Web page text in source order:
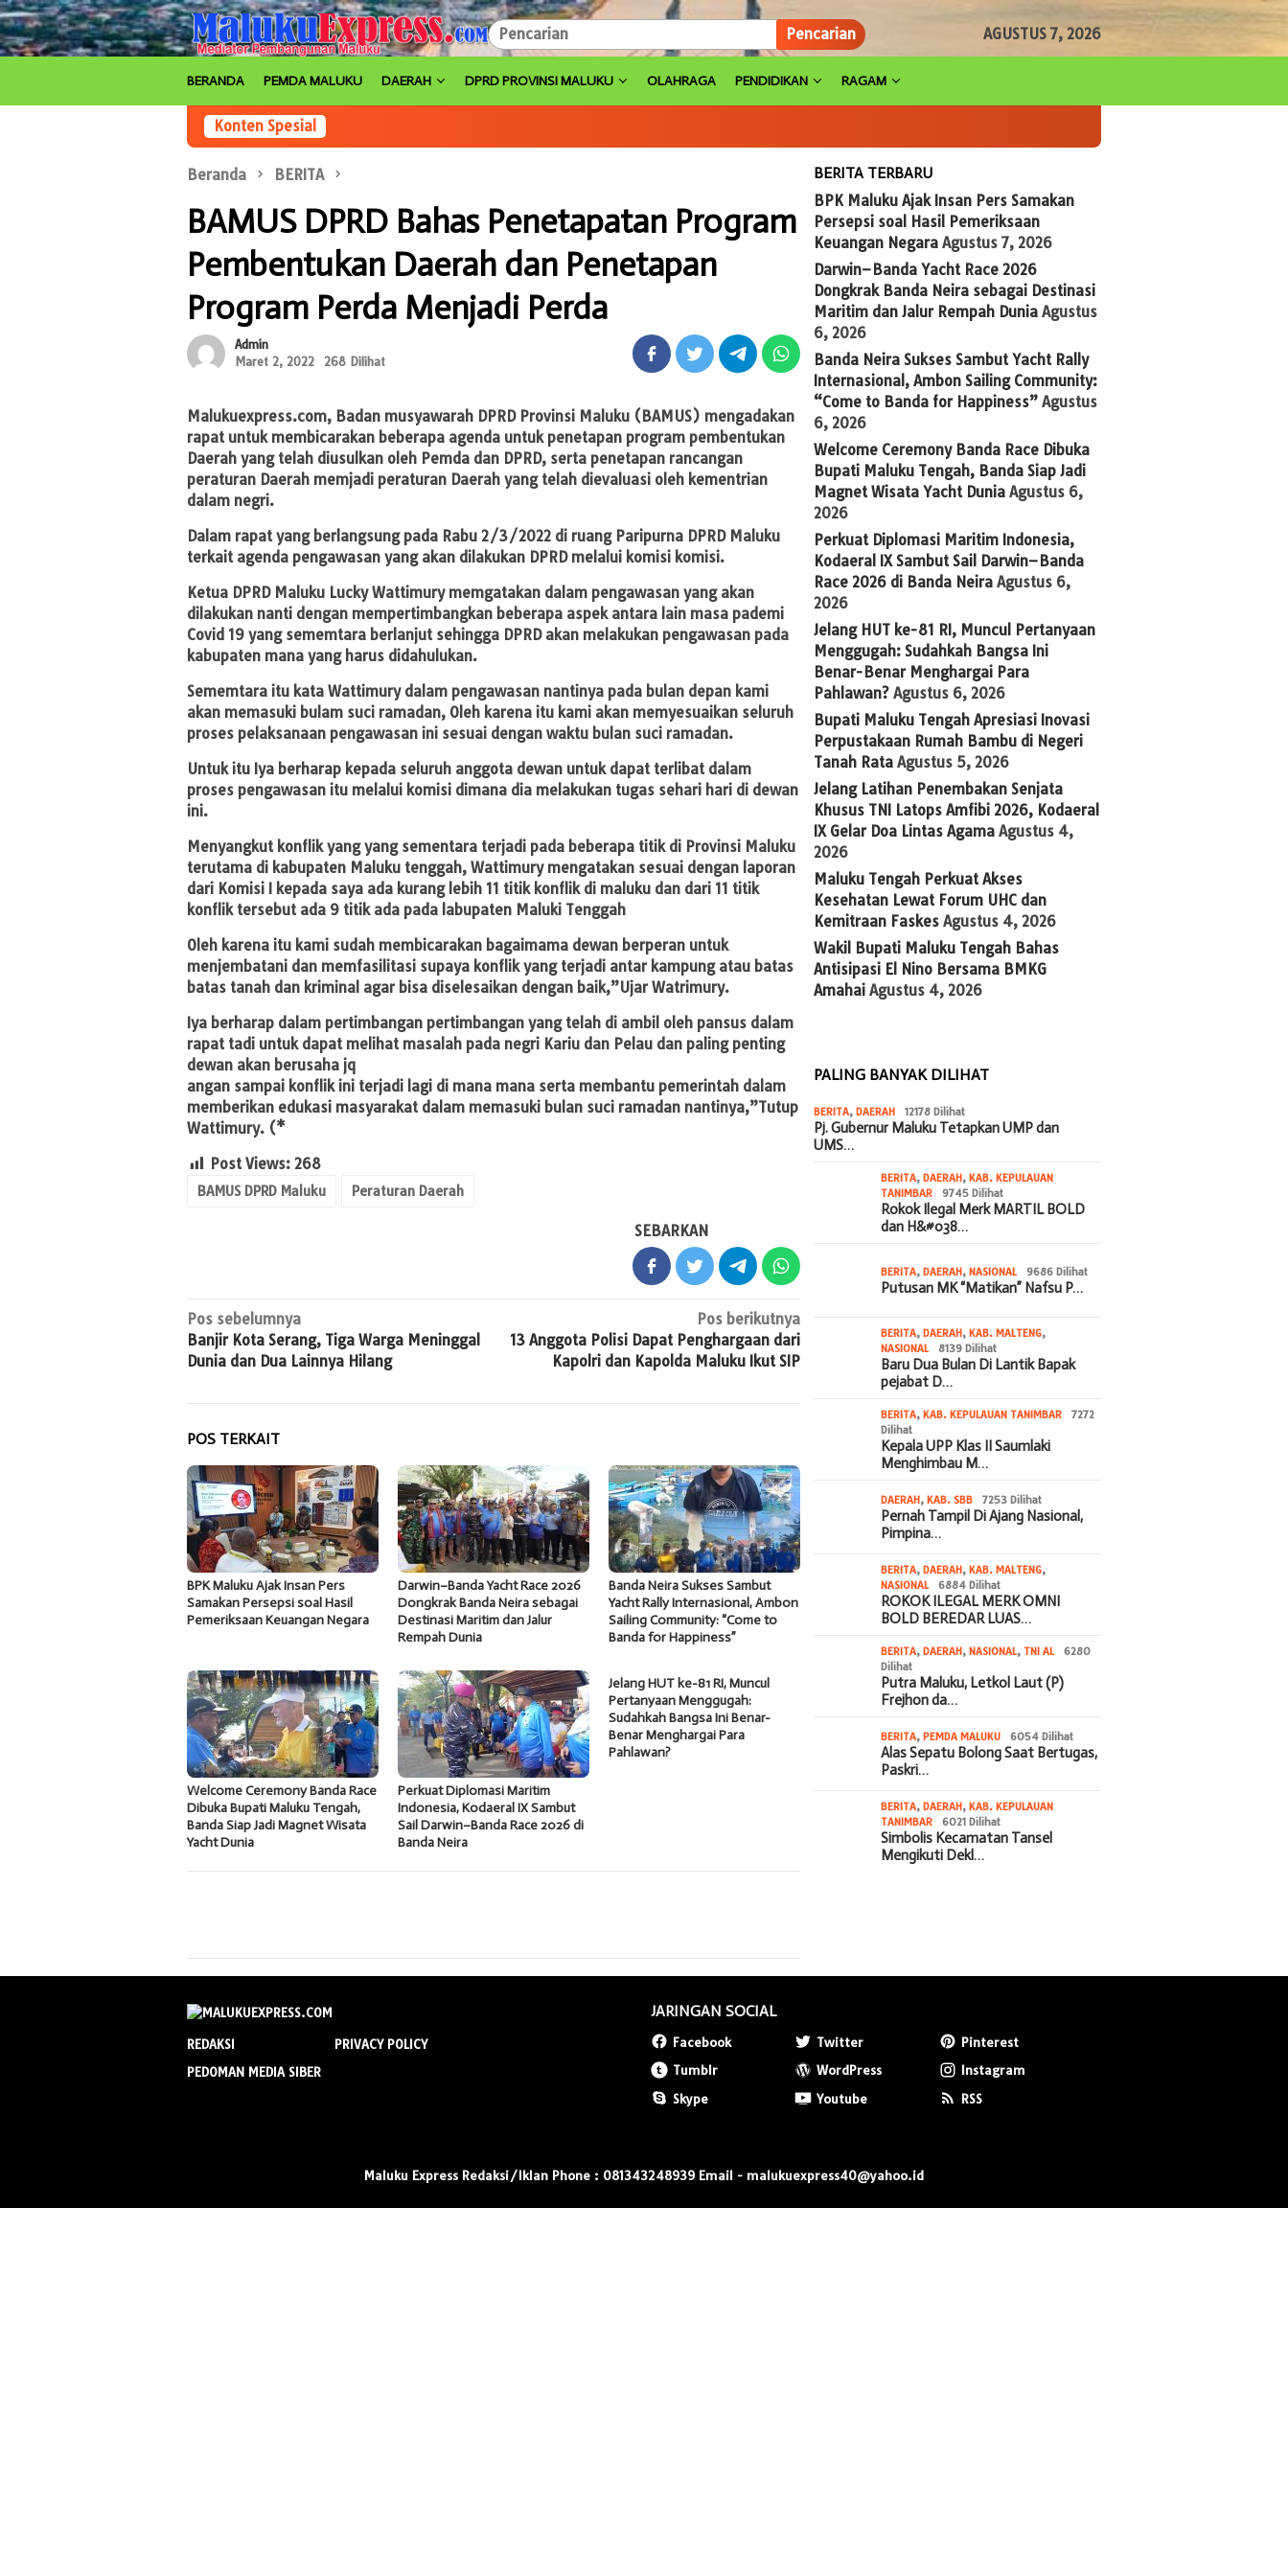
Loncat
ke
konten
Pencarian AGUSTUS 7, 2026
BERANDA PEMDA MALUKU DAERAH DPRD PROVINSI MALUKU OLAHRAGA PENDIDIKAN RAGAM
Konten Spesial
Beranda BERITA
BAMUS DPRD Bahas Penetapatan Program
Pembentukan Daerah dan Penetapan
Program Perda Menjadi Perda
Admin
Maret 2, 2022
268 Dilihat
Malukuexpress.com, Badan musyawarah DPRD Provinsi Maluku (BAMUS) mengadakan
rapat untuk membicarakan beberapa agenda untuk penetapan program pembentukan
Daerah yang telah diusulkan oleh Pemda dan DPRD, serta penetapan rancangan
peraturan Daerah memjadi peraturan Daerah yang telah dievaluasi oleh kementrian
dalam negri.
Dalam rapat yang berlangsung pada Rabu 2/3/2022 di ruang Paripurna DPRD Maluku
terkait agenda pengawasan yang akan dilakukan DPRD melalui komisi komisi.
Ketua DPRD Maluku Lucky Wattimury memgatakan dalam pengawasan yang akan
dilakukan nanti dengan mempertimbangkan beberapa aspek antara lain masa pademi
Covid 19 yang sememtara berlanjut sehingga DPRD akan melakukan pengawasan pada
kabupaten mana yang harus didahulukan.
Sememtara itu kata Wattimury dalam pengawasan nantinya pada bulan depan kami
akan memasuki bulam suci ramadan, Oleh karena itu kami akan memyesuaikan seluruh
proses pelaksanaan pengawasan ini sesuai dengan waktu bulan suci ramadan.
Untuk itu Iya berharap kepada seluruh anggota dewan untuk dapat terlibat dalam
proses pengawasan itu melalui komisi dimana dia melakukan tugas sehari hari di dewan
ini.
Menyangkut konflik yang yang sementara terjadi pada beberapa titik di Provinsi Maluku
terutama di kabupaten Maluku tenggah, Wattimury mengatakan sesuai dengan laporan
dari Komisi I kepada saya ada kurang lebih 11 titik konflik di maluku dan dari 11 titik
konflik tersebut ada 9 titik ada pada labupaten Maluki Tenggah
Oleh karena itu kami sudah membicarakan bagaimama dewan berperan untuk
menjembatani dan memfasilitasi supaya konflik yang terjadi antar kampung atau batas
batas tanah dan kriminal agar bisa diselesaikan dengan baik,”Ujar Watrimury.
Iya berharap dalam pertimbangan pertimbangan yang telah di ambil oleh pansus dalam
rapat tadi untuk dapat melihat masalah pada negri Kariu dan Pelau dan paling penting
dewan akan berusaha jq
angan sampai konflik ini terjadi lagi di mana mana serta membantu pemerintah dalam
memberikan edukasi masyarakat dalam memasuki bulan suci ramadan nantinya,”Tutup
Wattimury. (*
Post Views: 268
BAMUS DPRD Maluku Peraturan Daerah
SEBARKAN
Navigasi
pos
Pos sebelumnya
Banjir Kota Serang, Tiga Warga Meninggal
Dunia dan Dua Lainnya Hilang
Pos berikutnya
13 Anggota Polisi Dapat Penghargaan dari
Kapolri dan Kapolda Maluku Ikut SIP
POS TERKAIT
BPK Maluku Ajak Insan Pers
Samakan Persepsi soal Hasil
Pemeriksaan Keuangan Negara
Darwin–Banda Yacht Race 2026
Dongkrak Banda Neira sebagai
Destinasi Maritim dan Jalur
Rempah Dunia
Banda Neira Sukses Sambut
Yacht Rally Internasional, Ambon
Sailing Community: “Come to
Banda for Happiness”
Welcome Ceremony Banda Race
Dibuka Bupati Maluku Tengah,
Banda Siap Jadi Magnet Wisata
Yacht Dunia
Perkuat Diplomasi Maritim
Indonesia, Kodaeral IX Sambut
Sail Darwin–Banda Race 2026 di
Banda Neira
Jelang HUT ke-81 RI, Muncul
Pertanyaan Menggugah:
Sudahkah Bangsa Ini Benar-
Benar Menghargai Para
Pahlawan?
BERITA TERBARU
BPK Maluku Ajak Insan Pers Samakan
Persepsi soal Hasil Pemeriksaan
Keuangan Negara Agustus 7, 2026
Darwin–Banda Yacht Race 2026
Dongkrak Banda Neira sebagai Destinasi
Maritim dan Jalur Rempah Dunia Agustus
6, 2026
Banda Neira Sukses Sambut Yacht Rally
Internasional, Ambon Sailing Community:
“Come to Banda for Happiness” Agustus
6, 2026
Welcome Ceremony Banda Race Dibuka
Bupati Maluku Tengah, Banda Siap Jadi
Magnet Wisata Yacht Dunia Agustus 6,
2026
Perkuat Diplomasi Maritim Indonesia,
Kodaeral IX Sambut Sail Darwin–Banda
Race 2026 di Banda Neira Agustus 6,
2026
Jelang HUT ke-81 RI, Muncul Pertanyaan
Menggugah: Sudahkah Bangsa Ini
Benar-Benar Menghargai Para
Pahlawan? Agustus 6, 2026
Bupati Maluku Tengah Apresiasi Inovasi
Perpustakaan Rumah Bambu di Negeri
Tanah Rata Agustus 5, 2026
Jelang Latihan Penembakan Senjata
Khusus TNI Latops Amfibi 2026, Kodaeral
IX Gelar Doa Lintas Agama Agustus 4,
2026
Maluku Tengah Perkuat Akses
Kesehatan Lewat Forum UHC dan
Kemitraan Faskes Agustus 4, 2026
Wakil Bupati Maluku Tengah Bahas
Antisipasi El Nino Bersama BMKG
Amahai Agustus 4, 2026
PALING BANYAK DILIHAT
BERITA,DAERAH 12178 Dilihat
Pj. Gubernur Maluku Tetapkan UMP dan
UMS…
BERITA,DAERAH,KAB. KEPULAUAN
TANIMBAR
9745 Dilihat
Rokok Ilegal Merk MARTIL BOLD
dan H&#038…
BERITA,DAERAH,NASIONAL 9686 Dilihat
Putusan MK “Matikan” Nafsu P…
BERITA,DAERAH,KAB. MALTENG,
NASIONAL
8139 Dilihat
Baru Dua Bulan Di Lantik Bapak
pejabat D…
BERITA,KAB. KEPULAUAN TANIMBAR
7272
Dilihat
Kepala UPP Klas II Saumlaki
Menghimbau M…
DAERAH,KAB. SBB 7253 Dilihat
Pernah Tampil Di Ajang Nasional,
Pimpina…
BERITA,DAERAH,KAB. MALTENG,
NASIONAL
6884 Dilihat
ROKOK ILEGAL MERK OMNI
BOLD BEREDAR LUAS…
BERITA,DAERAH,NASIONAL, TNI AL
6280
Dilihat
Putra Maluku, Letkol Laut (P)
Frejhon da…
BERITA,PEMDA MALUKU 6054 Dilihat
Alas Sepatu Bolong Saat Bertugas,
Paskri…
BERITA,DAERAH,KAB. KEPULAUAN
TANIMBAR
6021 Dilihat
Simbolis Kecamatan Tansel
Mengikuti Dekl…
REDAKSI
PRIVACY POLICY
PEDOMAN MEDIA SIBER
JARINGAN SOCIAL
Facebook Twitter
Pinterest
Tumblr
WordPress
Instagram
Skype
Youtube RSS
Maluku Express Redaksi/Iklan Phone : 081343248939 Email - malukuexpress40@yahoo.id